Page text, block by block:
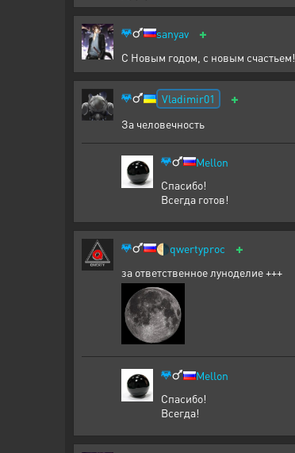
sanyav +
С Новым годом, с новым счастьем!
Vladimir01 +
За человечность
Mellon
Спасибо!
Всегда готов!
🌗qwertyproc +
за ответственное луноделие +++
Mellon
Спасибо!
Всегда!